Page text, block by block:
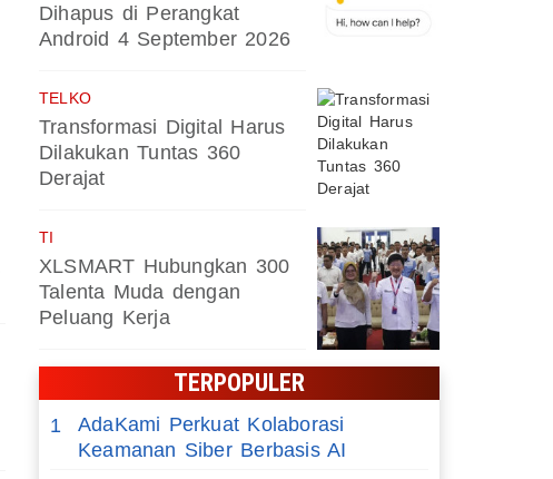
Dihapus di Perangkat
Android 4 September 2026
TELKO
Transformasi Digital Harus
Dilakukan Tuntas 360
Derajat
TI
XLSMART Hubungkan 300
Talenta Muda dengan
Peluang Kerja
TERPOPULER
1
AdaKami Perkuat Kolaborasi
Keamanan Siber Berbasis AI